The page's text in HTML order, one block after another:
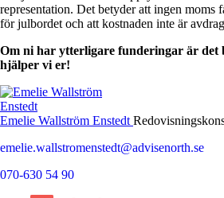
representation. Det betyder att ingen moms
för julbordet och att kostnaden inte är
Om ni har ytterligare funderingar är det
hjälper vi er!
Emelie Wallström Enstedt
emelie.wallstromenstedt@advisenorth.se
070-630 54 90